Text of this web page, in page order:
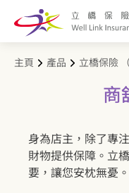
主頁 產品 立橋保險
商
身為店主，除了專
財物提供保障。立
要，讓您安枕無憂。